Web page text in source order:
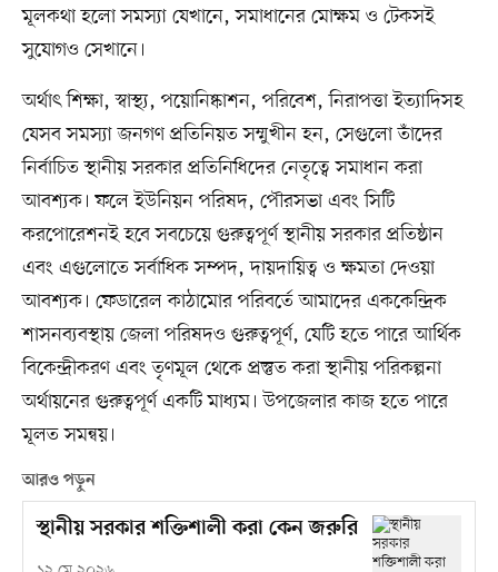
মূলকথা হলো সমস্যা যেখানে, সমাধানের মোক্ষম ও টেকসই
সুযোগও সেখানে।
অর্থাৎ শিক্ষা, স্বাস্থ্য, পয়োনিষ্কাশন, পরিবেশ, নিরাপত্তা ইত্যাদিসহ
যেসব সমস্যা জনগণ প্রতিনিয়ত সম্মুখীন হন, সেগুলো তাঁদের
নির্বাচিত স্থানীয় সরকার প্রতিনিধিদের নেতৃত্বে সমাধান করা
আবশ্যক। ফলে ইউনিয়ন পরিষদ, পৌরসভা এবং সিটি
করপোরেশনই হবে সবচেয়ে গুরুত্বপূর্ণ স্থানীয় সরকার প্রতিষ্ঠান
এবং এগুলোতে সর্বাধিক সম্পদ, দায়দায়িত্ব ও ক্ষমতা দেওয়া
আবশ্যক। ফেডারেল কাঠামোর পরিবর্তে আমাদের এককেন্দ্রিক
শাসনব্যবস্থায় জেলা পরিষদও গুরুত্বপূর্ণ, যেটি হতে পারে আর্থিক
বিকেন্দ্রীকরণ এবং তৃণমূল থেকে প্রস্তুত করা স্থানীয় পরিকল্পনা
অর্থায়নের গুরুত্বপূর্ণ একটি মাধ্যম। উপজেলার কাজ হতে পারে
মূলত সমন্বয়।
আরও পড়ুন
স্থানীয় সরকার শক্তিশালী করা কেন জরুরি